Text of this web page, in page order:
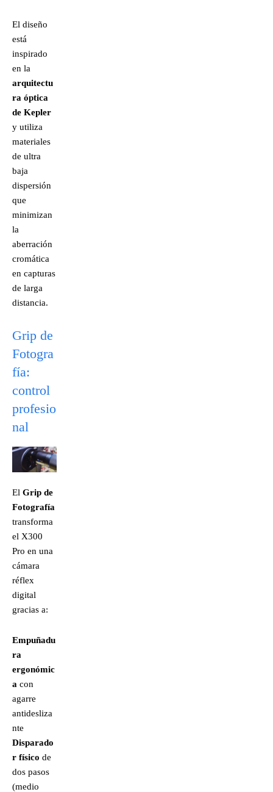
El diseño
está
inspirado
en la
arquitectu
ra óptica
de Kepler
y utiliza
materiales
de ultra
baja
dispersión
que
minimizan
la
aberración
cromática
en capturas
de larga
distancia.
Grip de
Fotogra
fía:
control
profesio
nal
El Grip de
Fotografía
transforma
el X300
Pro en una
cámara
réflex
digital
gracias a:
Empuñadu
ra
ergonómic
a con
agarre
antidesliza
nte
Disparado
r físico de
dos pasos
(medio